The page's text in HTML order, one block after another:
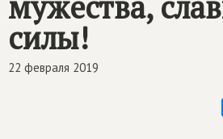
силы!
22 февраля 2019